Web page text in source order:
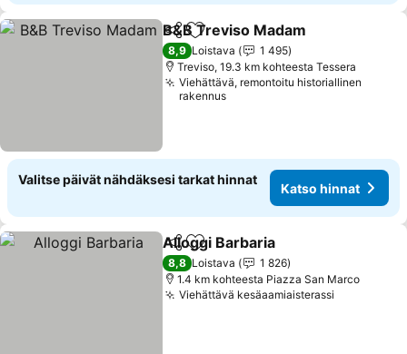
Jaa Lisää suosikkeihin
B&B Treviso Madam
8,9 Loistava
1 495
Treviso, 19.3 km kohteesta Tessera
Viehättävä, remontoitu historiallinen
rakennus
Valitse päivät nähdäksesi tarkat hinnat
Katso hinnat
Jaa Lisää suosikkeihin
Alloggi Barbaria
8,8 Loistava
1 826
1.4 km kohteesta Piazza San Marco
Viehättävä kesäaamiaisterassi